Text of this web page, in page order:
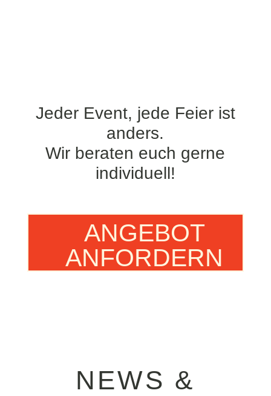
Jeder Event, jede Feier ist
anders.
Wir beraten euch gerne
individuell!
ANGEBOT
ANFORDERN
NEWS &